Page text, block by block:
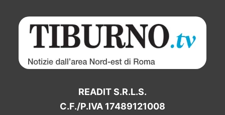
READIT S.R.L.S.
C.F./P.IVA 17489121008